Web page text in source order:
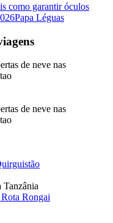
como garantir óculos
Papa Léguas
Rongai